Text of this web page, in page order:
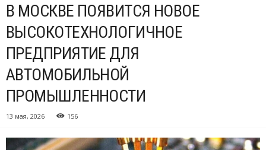
В МОСКВЕ ПОЯВИТСЯ НОВОЕ
ВЫСОКОТЕХНОЛОГИЧНОЕ
ПРЕДПРИЯТИЕ ДЛЯ
АВТОМОБИЛЬНОЙ
ПРОМЫШЛЕННОСТИ
13 мая, 2026 156